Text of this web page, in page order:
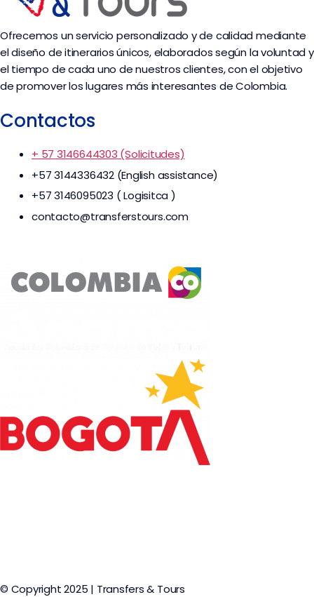
Ofrecemos un servicio personalizado y de calidad mediante
el diseño de itinerarios únicos, elaborados según la voluntad y
el tiempo de cada uno de nuestros clientes, con el objetivo
de promover los lugares más interesantes de Colombia.
Contactos
+ 57 3146644303 (Solicitudes)
+57 3144336432 (English assistance)
+57 3146095023 ( Logisitca )
contacto@transferstours.com
© Copyright 2025 | Transfers & Tours